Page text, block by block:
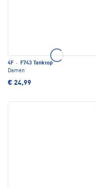
4F ·
F743 Tanktop
Damen
€ 24,99